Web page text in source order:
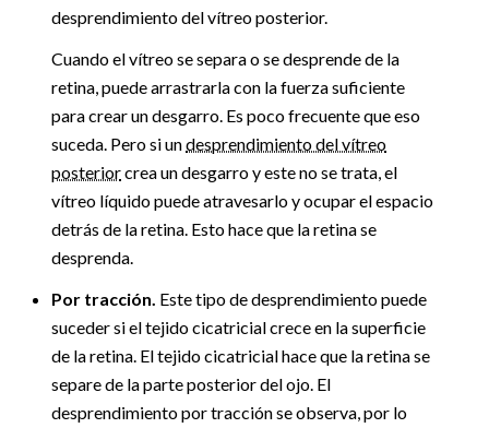
desprendimiento del vítreo posterior.
Cuando el vítreo se separa o se desprende de la
retina, puede arrastrarla con la fuerza suficiente
para crear un desgarro. Es poco frecuente que eso
suceda. Pero si undesprendimiento del vítreo
posteriorcrea un desgarro y este no se trata, el
vítreo líquido puede atravesarlo y ocupar el espacio
detrás de la retina. Esto hace que la retina se
desprenda.
Por tracción. Este tipo de desprendimiento puede
suceder si el tejido cicatricial crece en la superficie
de la retina. El tejido cicatricial hace que la retina se
separe de la parte posterior del ojo. El
desprendimiento por tracción se observa, por lo